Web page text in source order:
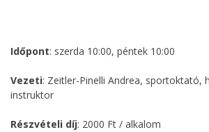
Időpont: szerda 10:00, péntek 10:00
Vezeti: Zeitler-Pinelli Andrea, sportoktató,
instruktor
Részvételi díj: 2000 Ft / alkalom